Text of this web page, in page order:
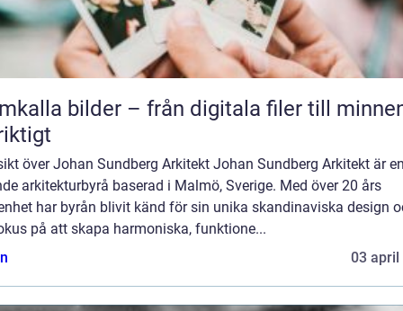
bilder – från digitala filer till
över Johan Sundberg Arkitekt Johan Sundberg Arkitekt är
arkitekturbyrå baserad i Malmö, Sverige. Med över 20 års
har byrån blivit känd för sin unika skandinaviska design
på att skapa harmoniska, funktione...
03 april